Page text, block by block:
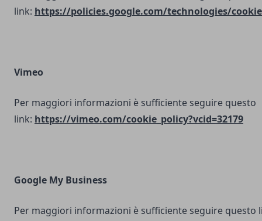
link: https://policies.google.com/technologies/
Vimeo
Per maggiori informazioni è sufficiente seguire questo
link: https://vimeo.com/cookie_policy?vcid=32179
Google My Business
Per maggiori informazioni è sufficiente seguire questo